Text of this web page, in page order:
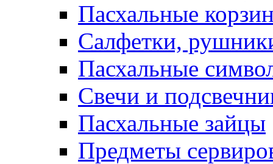
Пасхальные
Салфетки,
Пасхальные
Свечи и
Пасхальные зайцы
Предметы